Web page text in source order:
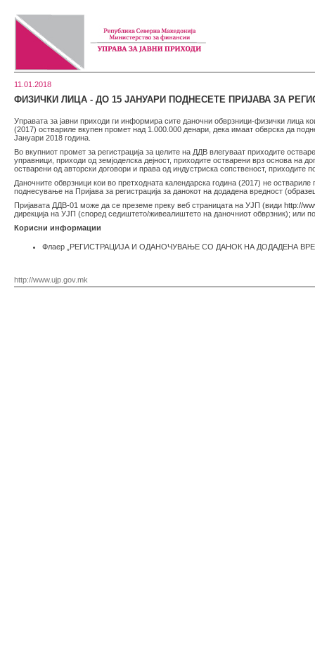
11.01.2018
ФИЗИЧКИ ЛИЦА - ДО 15 ЈАНУАРИ ПОДНЕСЕТЕ ПРИЈАВА ЗА
Управата за јавни приходи ги информира сите даночни обврзници-физички лица
(2017) оствариле вкупен промет над 1.000.000 денари, дека имаат обврска да
Јануари 2018 година.
Во вкупниот промет за регистрација за целите на ДДВ влегуваат приходите
управници, приходи од земјоделска дејност, приходите остварени врз основа на
остварени од авторски договори и права од индустриска сопственост, приходите
Даночните обврзници кои во претходната календарска година (2017) не
поднесување на Пријава за регистрација за данокот на додадена вредност (
Пријавата ДДВ-01 може да се преземе преку веб страницата на УЈП (види http://
дирекција на УЈП (според седиштето/живеалиштето на даночниот обврзник); или
Корисни информации
Флаер „РЕГИСТРАЦИЈА И ОДАНОЧУВАЊЕ СО ДАНОК НА ДОДАДЕНА
http://www.ujp.gov.mk